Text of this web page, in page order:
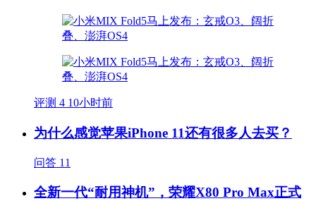
评测 4 10小时前
为什么感觉苹果iPhone 11还有很多人去买？
问答 11
全新一代“耐用神机”，荣耀X80 Pro Max正式